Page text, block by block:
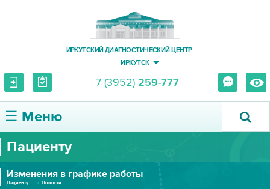
ИРКУТСКИЙ ДИАГНОСТИЧЕСКИЙ ЦЕНТР
ИРКУТСК
+7 (3952) 259-777
☰ Меню
О ЦЕНТРЕ
УСЛУГИ И ЦЕНЫ
Пациенту
Изменения в графике работы
Пациенту Новости